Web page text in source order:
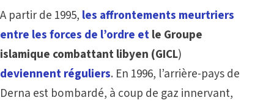
A partir de 1995, les affrontements meurtriers
entre les forces de l’ordre etle Groupe
islamique combattant libyen (GICL)
deviennent réguliers. En 1996, l’arrière-pays de
Derna est bombardé, à coup de gaz innervant,